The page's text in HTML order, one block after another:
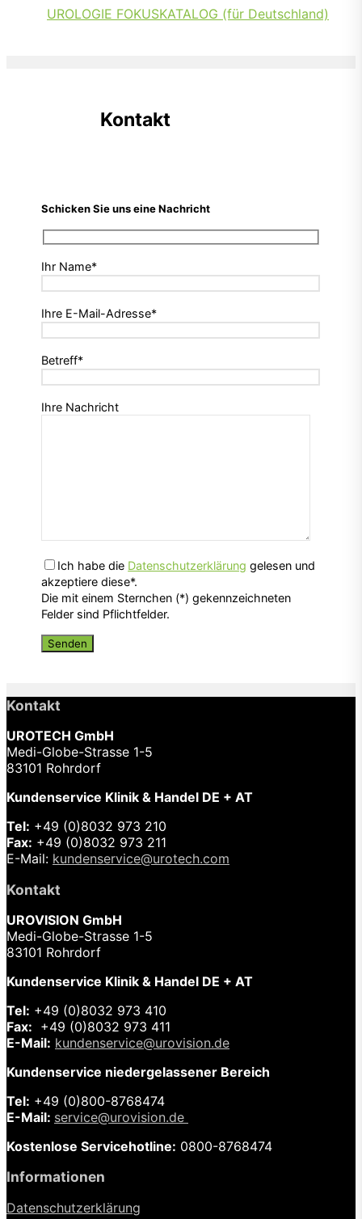
UROLOGIE FOKUSKATALOG (für Deutschland)
Kontakt
Schicken Sie uns eine Nachricht
Ihr Name*
Ihre E-Mail-Adresse*
Betreff*
Ihre Nachricht
Ich habe die Datenschutzerklärung gelesen und
akzeptiere diese*.
Die mit einem Sternchen (*) gekennzeichneten
Felder sind Pflichtfelder.
Kontakt
UROTECH GmbH
Medi-Globe-Strasse 1-5
83101 Rohrdorf
Kundenservice Klinik & Handel DE + AT
Tel: +49 (0)8032 973 210
Fax: +49 (0)8032 973 211
E-Mail: kundenservice@urotech.com
Kontakt
UROVISION GmbH
Medi-Globe-Strasse 1-5
83101 Rohrdorf
Kundenservice Klinik & Handel DE + AT
Tel: +49 (0)8032 973 410
Fax: +49 (0)8032 973 411
E-Mail: kundenservice@urovision.de
Kundenservice niedergelassener Bereich
Tel: +49 (0)800-8768474
E-Mail: service@urovision.de
Kostenlose Servicehotline: 0800-8768474
Informationen
Datenschutzerklärung